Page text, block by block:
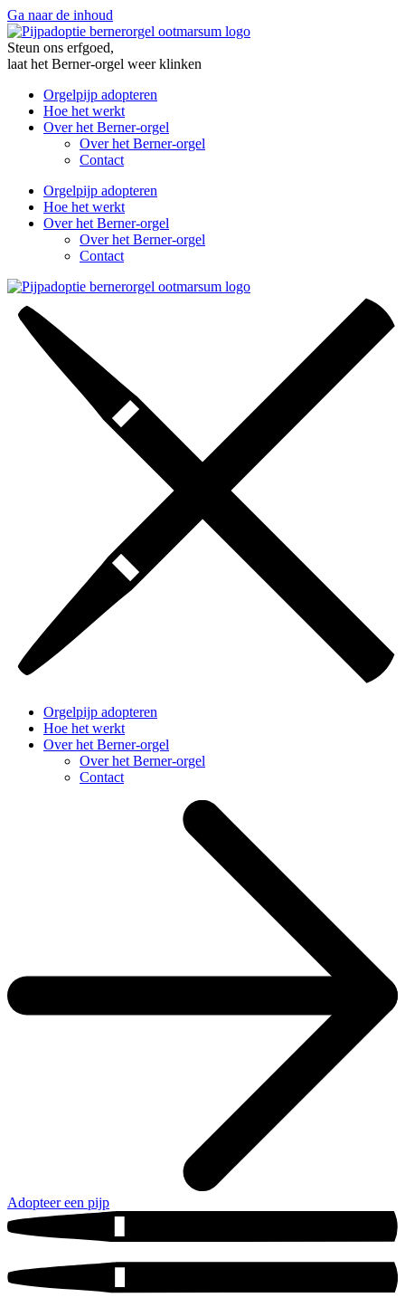
Ga naar de inhoud
Steun ons erfgoed,
laat het Berner-orgel weer klinken
Orgelpijp adopteren
Hoe het werkt
Over het Berner-orgel
Over het Berner-orgel
Contact
Orgelpijp adopteren
Hoe het werkt
Over het Berner-orgel
Over het Berner-orgel
Contact
Orgelpijp adopteren
Hoe het werkt
Over het Berner-orgel
Over het Berner-orgel
Contact
Adopteer een pijp